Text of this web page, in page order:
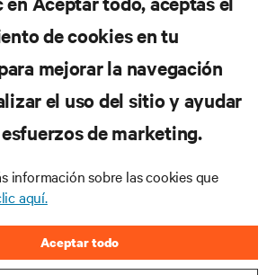
oferta
nuestra lista de correos
las últimas novedades de
de Vertiv.
de cookies en tu
mejorar la navegación
el uso del sitio y ayudar
de marketing.
información sobre las cookies que
aquí.
Aceptar todo